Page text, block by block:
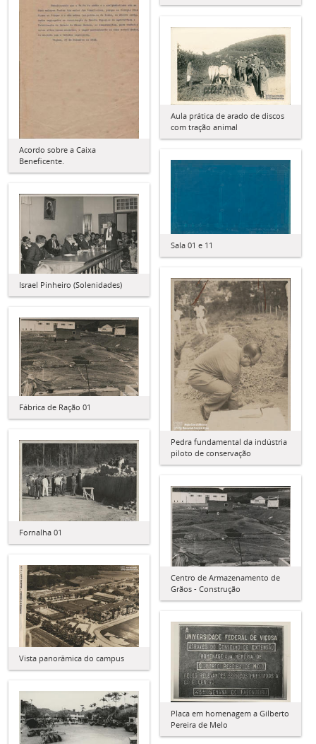
Acordo sobre a Caixa
Beneficente.
Aula prática de arado de discos
com tração animal
Sala 01 e 11
Israel Pinheiro (Solenidades)
Pedra fundamental da indústria
piloto de conservação
Fábrica de Ração 01
Fornalha 01
Centro de Armazenamento de
Grãos - Construção
Vista panorâmica do campus
Placa em homenagem a Gilberto
Pereira de Melo